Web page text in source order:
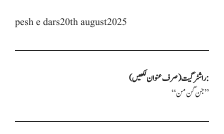
pesh e dars20th august2025
راشٹر گیت (صرف عنوان لکھیں):
“جن گن من”